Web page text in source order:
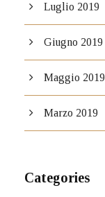
Luglio 2019
Giugno 2019
Maggio 2019
Marzo 2019
Categories